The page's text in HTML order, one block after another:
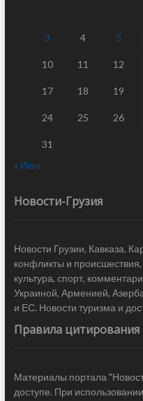
3 4 5
10 11 12
17 18 19
24 25 26
31
« Июл
Новости-Грузия
Новости Грузии, Кавказа.
конфликты и происшествия,
культура, спорт,
Украиной, Арменией,
и ЕС. Новости туризма и
Правила цитирования
Материалы портала
доступе. При